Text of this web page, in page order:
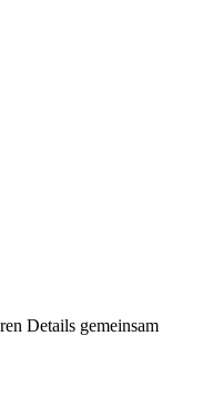
Details gemeinsam